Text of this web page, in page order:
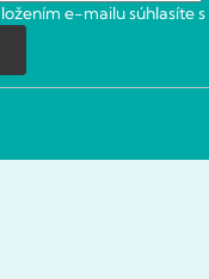
e-mailu súhlasíte s
sa